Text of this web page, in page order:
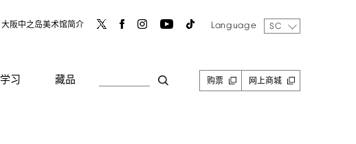
大阪中之岛美术馆简介 Language SC
学习 藏品 购票 网上商城